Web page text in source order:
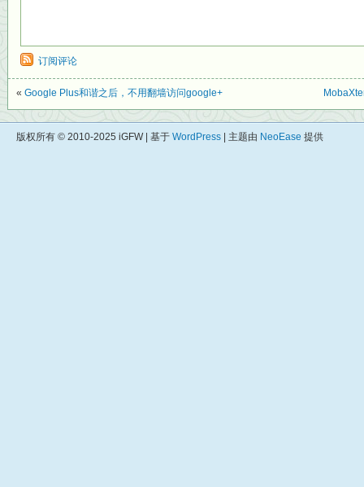
订阅评论
« Google Plus和谐之后，不用翻墙访问google+
版权所有 © 2010-2025 iGFW | 基于 WordPress | 主题由 NeoEase 提供